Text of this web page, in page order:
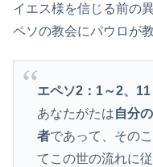
イエス様を信じる前の
ペソの教会にパウロが
エペソ2：1～2、
あなたがたは自分
者であって、その
てこの世の流れに